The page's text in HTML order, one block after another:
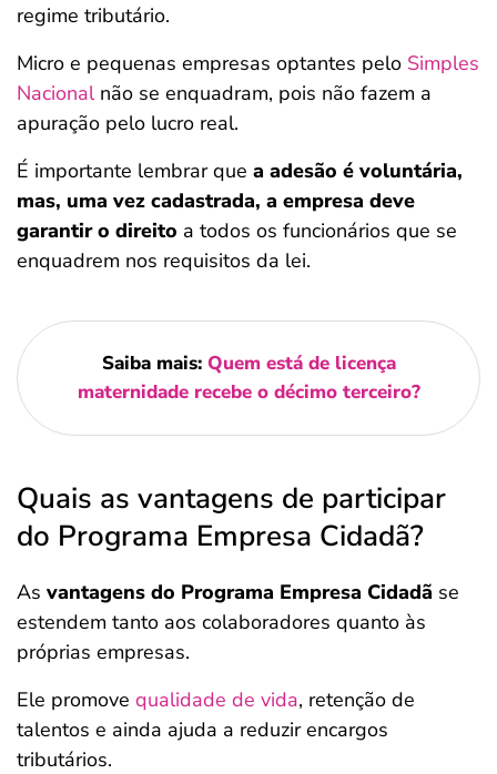
regime tributário.
Micro e pequenas empresas optantes pelo Simples
Nacionalnão se enquadram, pois não fazem a
apuração pelo lucro real.
É importante lembrar que a adesão é voluntária,
mas, uma vez cadastrada, a empresa deve
garantir o direito a todos os funcionários que se
enquadrem nos requisitos da lei.
Saiba mais: Quem está de licença
maternidade recebe o décimo terceiro?
Quais as vantagens de participar
do Programa Empresa Cidadã?
As vantagens do Programa Empresa Cidadã se
estendem tanto aos colaboradores quanto às
próprias empresas.
Ele promove qualidade de vida, retenção de
talentos e ainda ajuda a reduzir encargos
tributários.